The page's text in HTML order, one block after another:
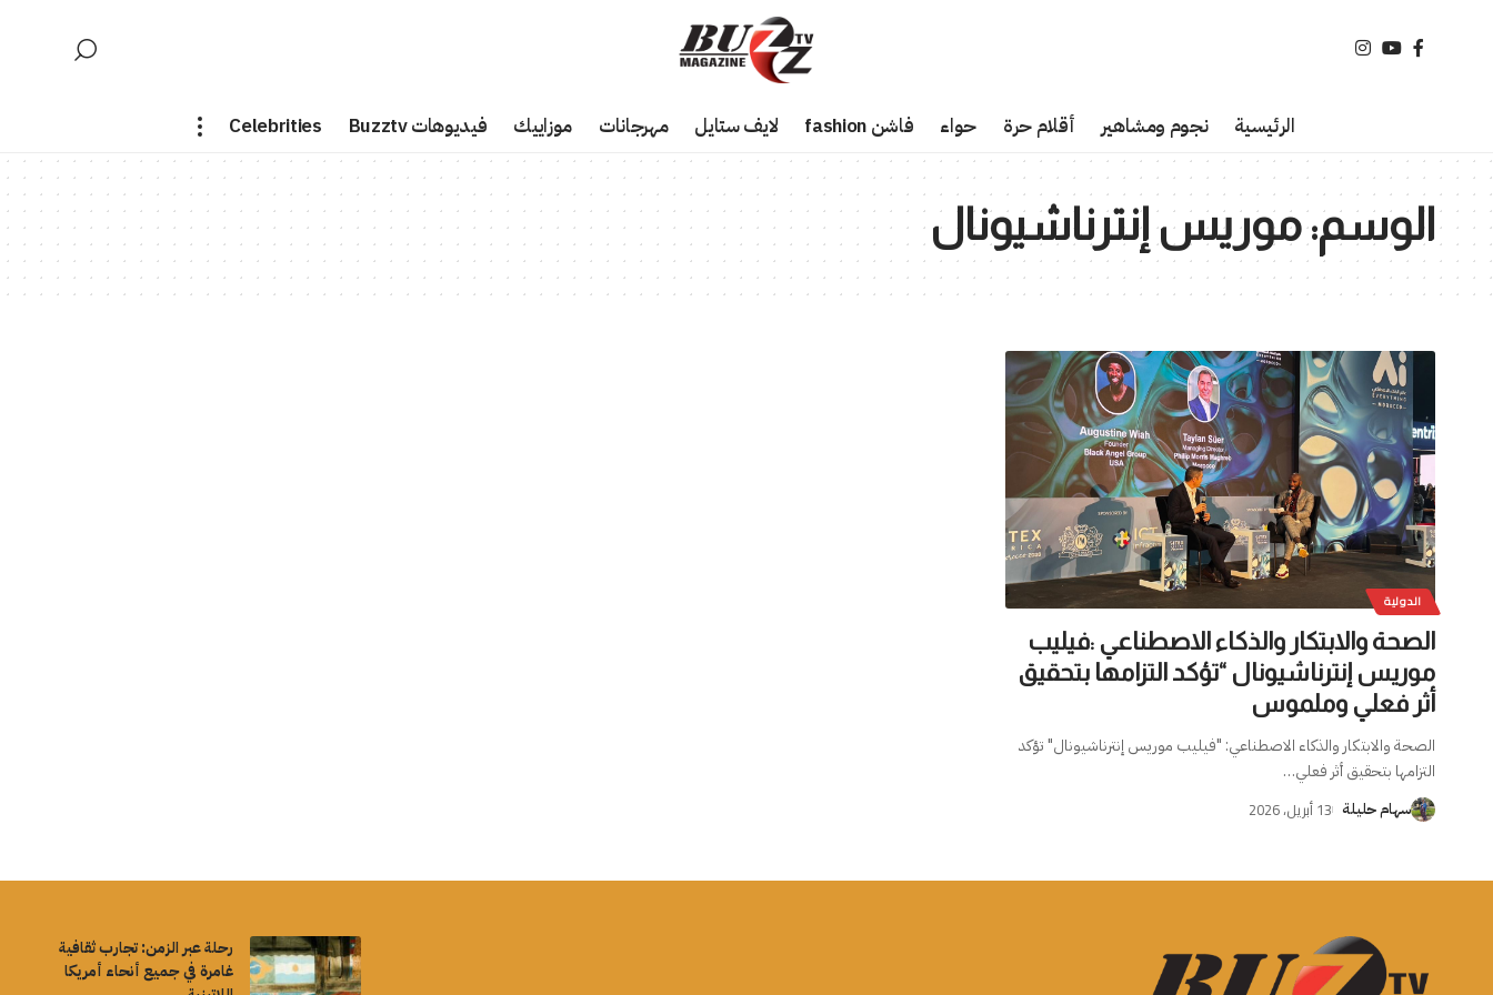
الرئيسية نجوم ومشاهير أقلام حرة حواء فاشن fashion لايف ستايل مهرجانات موزاييك فيديوهات Buzztv Celebrities
الوسم:موريس إنترناشيونال
الدولية
الصحة والابتكار والذكاء الاصطناعي :فيليب
موريس إنترناشيونال “تؤكد التزامها بتحقيق
أثر فعلي وملموس
الصحة والابتكار والذكاء الاصطناعي: "فيليب موريس إنترناشيونال" تؤكد
التزامها بتحقيق أثر فعلي…
سهام حليلة 13 أبريل، 2026
رحلة عبر الزمن: تجارب ثقافية
غامرة في جميع أنحاء أمريكا